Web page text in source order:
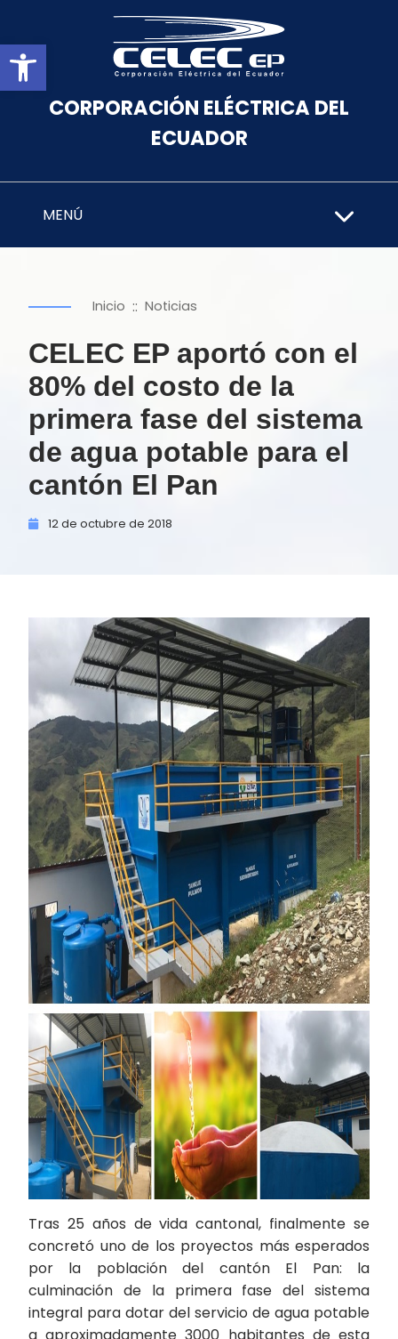
Abrir barra de herramientas
CORPORACIÓN ELÉCTRICA DEL
ECUADOR
MENÚ
Inicio :: Noticias
CELEC EP aportó con el
80% del costo de la
primera fase del sistema
de agua potable para el
cantón El Pan
12 de octubre de 2018
Tras 25 años de vida cantonal, finalmente se
concretó uno de los proyectos más esperados
por la población del cantón El Pan: la
culminación de la primera fase del sistema
integral para dotar del servicio de agua potable